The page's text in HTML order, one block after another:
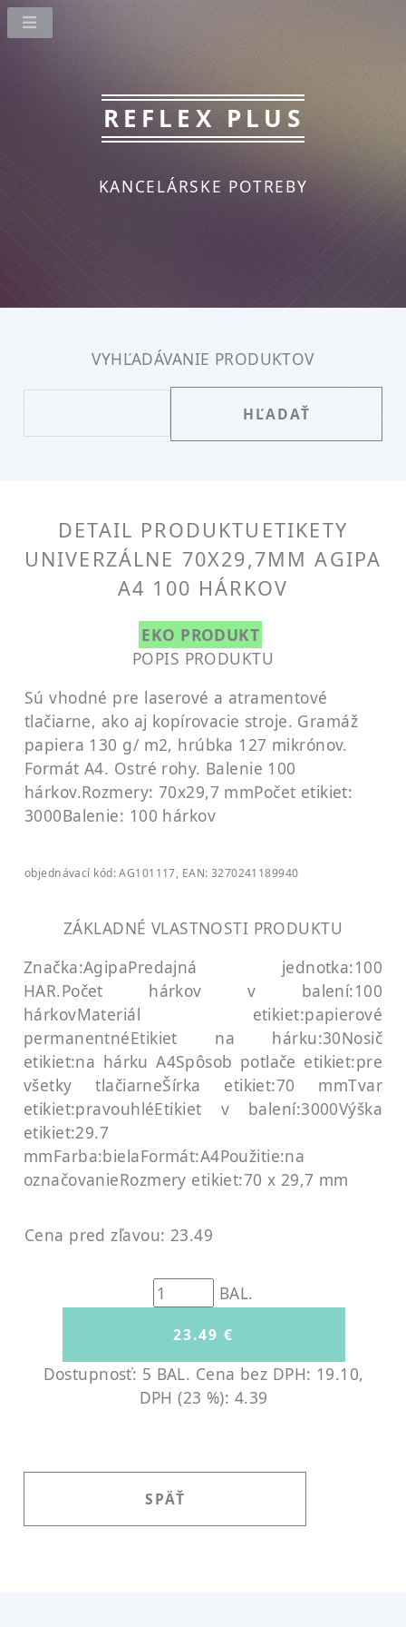
REFLEX PLUS
KANCELÁRSKE POTREBY
VYHĽADÁVANIE PRODUKTOV
DETAIL PRODUKTU ETIKETY
UNIVERZÁLNE 70X29,7MM AGIPA
A4 100 HÁRKOV
EKO PRODUKT
POPIS PRODUKTU
Sú vhodné pre laserové a atramentové
tlačiarne, ako aj kopírovacie stroje. Gramáž
papiera 130 g/ m2, hrúbka 127 mikrónov.
Formát A4. Ostré rohy. Balenie 100
hárkov.Rozmery: 70x29,7 mmPočet etikiet:
3000Balenie: 100 hárkov
objednávací kód: AG101117, EAN: 3270241189940
ZÁKLADNÉ VLASTNOSTI PRODUKTU
Značka:AgipaPredajná jednotka:100
HAR.Počet hárkov v balení:100
hárkovMateriál etikiet:papierové
permanentnéEtikiet na hárku:30Nosič
etikiet:na hárku A4Spôsob potlače etikiet:pre
všetky tlačiarneŠírka etikiet:70 mmTvar
etikiet:pravouhléEtikiet v balení:3000Výška
etikiet:29.7
mmFarba:bielaFormát:A4Použitie:na
označovanieRozmery etikiet:70 x 29,7 mm
Cena pred zľavou: 23.49
BAL.
Dostupnosť: 5 BAL. Cena bez DPH: 19.10,
DPH (23 %): 4.39
SPÄŤ